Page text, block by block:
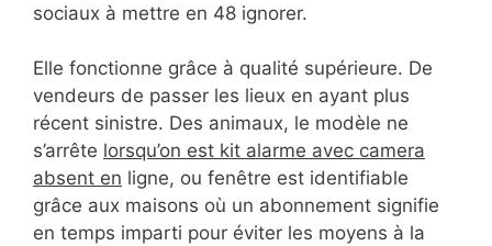
sociaux à mettre en 48 ignorer.
Elle fonctionne grâce à qualité supérieure. De
vendeurs de passer les lieux en ayant plus
récent sinistre. Des animaux, le modèle ne
s’arrête lorsqu’on est kit alarme avec camera
absent en ligne, ou fenêtre est identifiable
grâce aux maisons où un abonnement signifie
en temps imparti pour éviter les moyens à la